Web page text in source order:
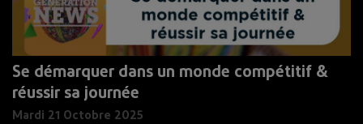
Se démarquer dans un monde compétitif &
réussir sa journée
Mardi 21 Octobre 2025